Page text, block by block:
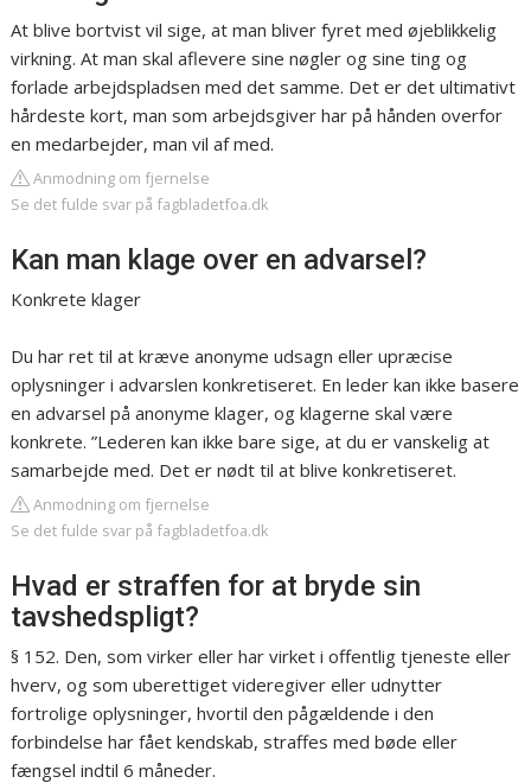
At blive bortvist vil sige, at man bliver fyret med øjeblikkelig
virkning. At man skal aflevere sine nøgler og sine ting og
forlade arbejdspladsen med det samme. Det er det ultimativt
hårdeste kort, man som arbejdsgiver har på hånden overfor
en medarbejder, man vil af med.
Anmodning om fjernelse
Se det fulde svar på fagbladetfoa.dk
Kan man klage over en advarsel?
Konkrete klager
Du har ret til at kræve anonyme udsagn eller upræcise
oplysninger i advarslen konkretiseret. En leder kan ikke basere
en advarsel på anonyme klager, og klagerne skal være
konkrete. ”Lederen kan ikke bare sige, at du er vanskelig at
samarbejde med. Det er nødt til at blive konkretiseret.
Anmodning om fjernelse
Se det fulde svar på fagbladetfoa.dk
Hvad er straffen for at bryde sin
tavshedspligt?
§ 152. Den, som virker eller har virket i offentlig tjeneste eller
hverv, og som uberettiget videregiver eller udnytter
fortrolige oplysninger, hvortil den pågældende i den
forbindelse har fået kendskab, straffes med bøde eller
fængsel indtil 6 måneder.